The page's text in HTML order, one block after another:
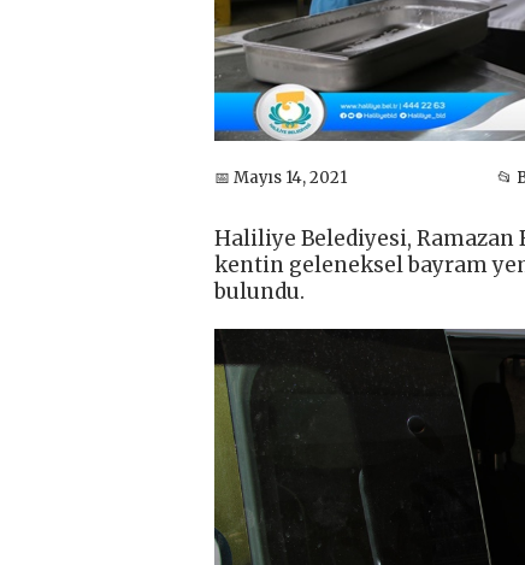
📅 Mayıs 14, 2021 📂
Haliliye Belediyesi, Ramazan
kentin geleneksel bayram
bulundu.